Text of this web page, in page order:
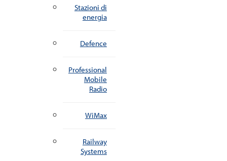
Stazioni di
energia
Defence
Professional
Mobile
Radio
WiMax
Railway
Systems